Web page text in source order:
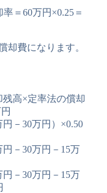
＝60万円×0.25＝
却費になります。
高×定率法の償却
－30万円）×0.50
－30万円－15万
－30万円－15万